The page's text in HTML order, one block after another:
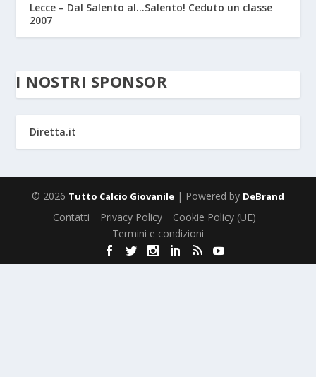
Lecce – Dal Salento al…Salento! Ceduto un classe
2007
I NOSTRI SPONSOR
Diretta.it
© 2026 Tutto Calcio Giovanile | Powered by DeBrand
Contatti Privacy Policy
Cookie Policy (UE)
Termini e condizioni